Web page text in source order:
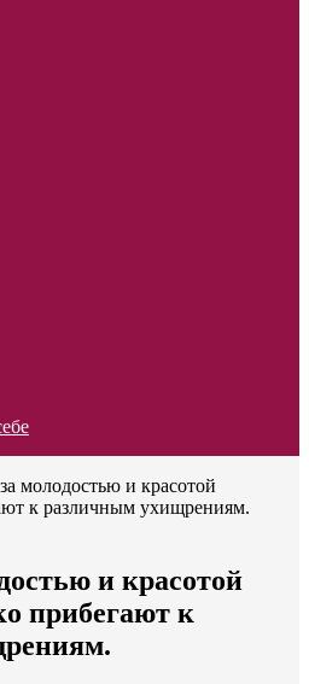
молодостью и красотой
к различным ухищрениям.
и красотой
прибегают к